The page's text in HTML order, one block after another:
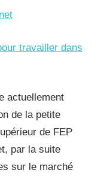
travailler dans
actuellement
de la petite
de FEP
par la suite
sur le marché